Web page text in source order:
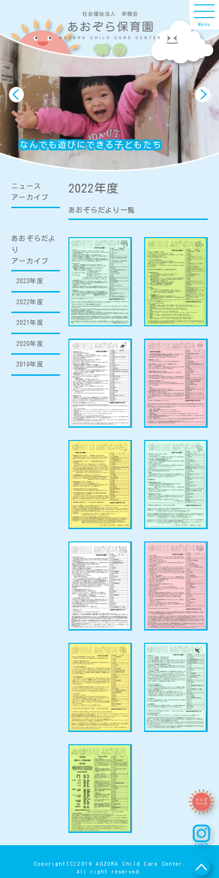
なんでも遊びにできる子どもたち
2022年度
あおぞらだより一覧
ニュース
アーカイブ
あおぞらだよ
り
アーカイブ
2023年度
2022年度
2021年度
2020年度
2019年度
Menu
Copyright(C)2019 AOZORA Child Care Center.
All right reserved.